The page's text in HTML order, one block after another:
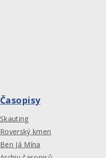
Časopisy
Skauting
Roverský kmen
Ben Já Mína